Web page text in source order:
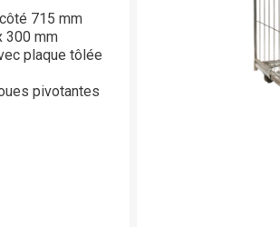
715 mm
300 mm
plaque tôlée
pivotantes